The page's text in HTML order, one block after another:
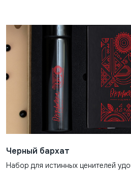
Черный бархат
Набор для истинных ценителей